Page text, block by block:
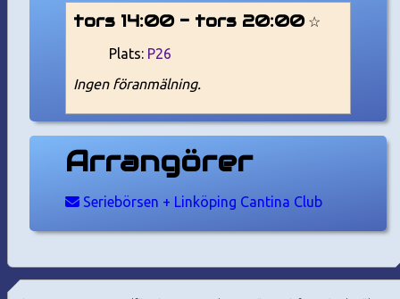
tors 14:00 - tors 20:00 ☆
Plats: P26
Ingen föranmälning.
Arrangörer
Seriebörsen + Linköping Cantina Club